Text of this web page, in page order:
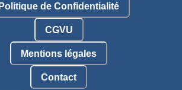
Politique de Confidentialité
CGVU
Mentions légales
Contact